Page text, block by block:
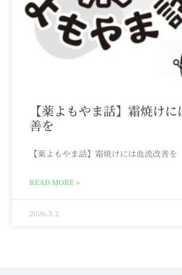
【薬よもやま話】霜焼け
善を
【薬よもやま話】霜焼けには血流改善を
READ MORE »
2026.3.2